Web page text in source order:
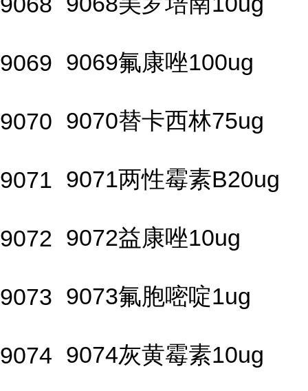
9069 9069氟康唑100ug
9070 9070替卡西林75ug
9071 9071两性霉素B20ug
9072 9072益康唑10ug
9073 9073氟胞嘧啶1ug
9074 9074灰黄霉素10ug